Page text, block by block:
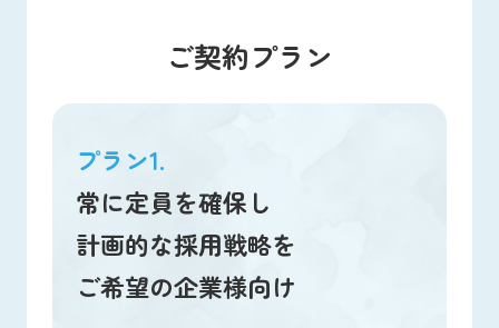
ご契約プラン
プラン1.
常に定員を確保し
計画的な採用戦略を
ご希望の企業様向け